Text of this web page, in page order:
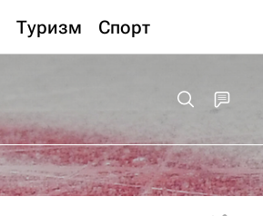
Туризм Спорт